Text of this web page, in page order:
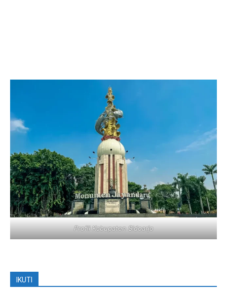
Profil Kabupaten Sidoarjo
IKUTI